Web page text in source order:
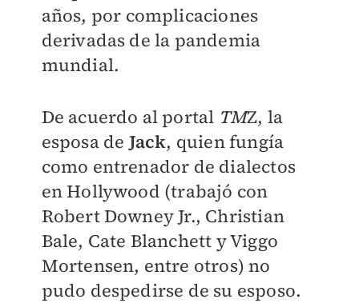
años, por complicaciones
derivadas de la pandemia
mundial.
De acuerdo al portal TMZ, la
esposa de Jack, quien fungía
como entrenador de dialectos
en Hollywood (trabajó con
Robert Downey Jr., Christian
Bale, Cate Blanchett y Viggo
Mortensen, entre otros) no
pudo despedirse de su esposo.